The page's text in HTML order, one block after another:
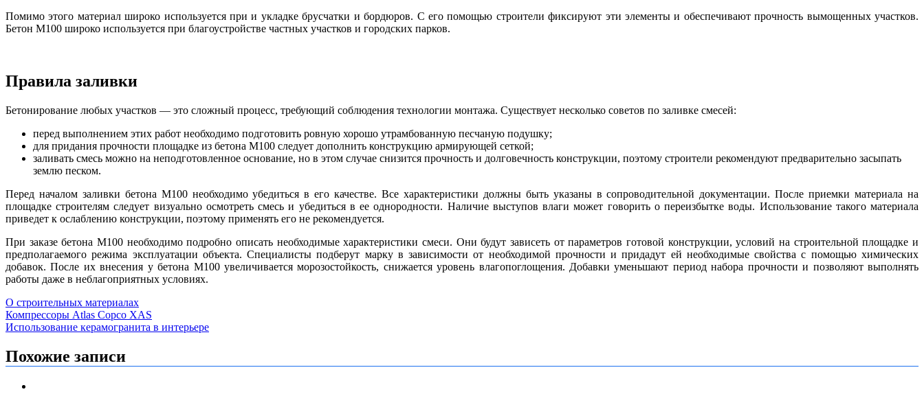
Помимо этого материал широко используется при и укладке брусчатки и бордюров. С его помощью строители фиксируют эти элементы и обеспечивают прочность вымощенных участков.
Бетон М100 широко используется при благоустройстве частных участков и городских парков.
Правила заливки
Бетонирование любых участков — это сложный процесс, требующий соблюдения технологии монтажа. Существует несколько советов по заливке смесей:
перед выполнением этих работ необходимо подготовить ровную хорошо утрамбованную песчаную подушку;
для придания прочности площадке из бетона М100 следует дополнить конструкцию армирующей сеткой;
заливать смесь можно на неподготовленное основание, но в этом случае снизится прочность и долговечность конструкции, поэтому строители рекомендуют предварительно засыпать
землю песком.
Перед началом заливки бетона М100 необходимо убедиться в его качестве. Все характеристики должны быть указаны в сопроводительной документации. После приемки материала на
площадке строителям следует визуально осмотреть смесь и убедиться в ее однородности. Наличие выступов влаги может говорить о переизбытке воды. Использование такого материала
приведет к ослаблению конструкции, поэтому применять его не рекомендуется.
При заказе бетона М100 необходимо подробно описать необходимые характеристики смеси. Они будут зависеть от параметров готовой конструкции, условий на строительной площадке и
предполагаемого режима эксплуатации объекта. Специалисты подберут марку в зависимости от необходимой прочности и придадут ей необходимые свойства с помощью химических
добавок. После их внесения у бетона М100 увеличивается морозостойкость, снижается уровень влагопоглощения. Добавки уменьшают период набора прочности и позволяют выполнять
работы даже в неблагоприятных условиях.
О строительных материалах
Навигация
по
записям
Компрессоры Atlas Copco XAS
Использование керамогранита в интерьере
Похожие записи